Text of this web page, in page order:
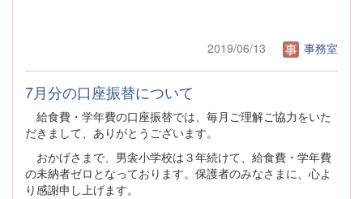
2019/06/13 事務室
7月分の口座振替について
給食費・学年費の口座振替では、毎月ご理解ご協力をいた
だきまして、ありがとうございます。
おかげさまで、男衾小学校は３年続けて、給食費・学年費
の未納者ゼロとなっております。保護者のみなさまに、心よ
り感謝申し上げます。